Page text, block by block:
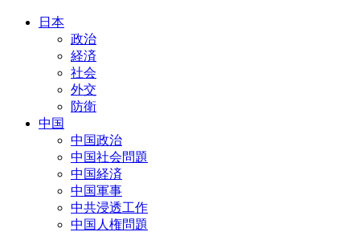
日本
政治
経済
社会
外交
防衛
中国
中国政治
中国社会問題
中国経済
中国軍事
中共浸透工作
中国人権問題